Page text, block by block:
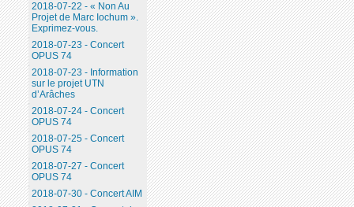
2018-07-22 - « Non Au
Projet de Marc Iochum ».
Exprimez-vous.
2018-07-23 - Concert
OPUS 74
2018-07-23 - Information
sur le projet UTN
d’Arâches
2018-07-24 - Concert
OPUS 74
2018-07-25 - Concert
OPUS 74
2018-07-27 - Concert
OPUS 74
2018-07-30 - Concert AIM